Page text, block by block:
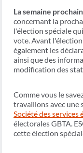
La semaine
concernant la
l'élection spéciale
vote. Avant
également les
ainsi que des
modification des
Comme vous le
travaillons avec une
Société des services
électorales GBTA.
cette élection